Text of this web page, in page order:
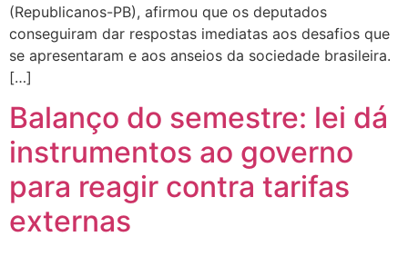
(Republicanos-PB), afirmou que os deputados
conseguiram dar respostas imediatas aos desafios que
se apresentaram e aos anseios da sociedade brasileira.
[…]
Balanço do semestre: lei dá
instrumentos ao governo
para reagir contra tarifas
externas